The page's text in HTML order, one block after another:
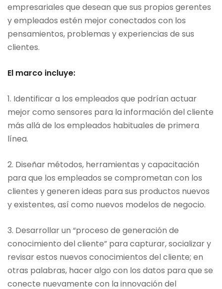
empresariales que desean que sus propios gerentes
y empleados estén mejor conectados con los
pensamientos, problemas y experiencias de sus
clientes.
El marco incluye:
1. Identificar a los empleados que podrían actuar
mejor como sensores para la información del cliente
más allá de los empleados habituales de primera
línea.
2. Diseñar métodos, herramientas y capacitación
para que los empleados se comprometan con los
clientes y generen ideas para sus productos nuevos
y existentes, así como nuevos modelos de negocio.
3. Desarrollar un “proceso de generación de
conocimiento del cliente” para capturar, socializar y
revisar estos nuevos conocimientos del cliente; en
otras palabras, hacer algo con los datos para que se
conecte nuevamente con la innovación del